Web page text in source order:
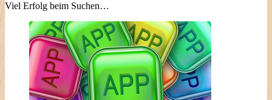
Viel Erfolg beim Suchen…